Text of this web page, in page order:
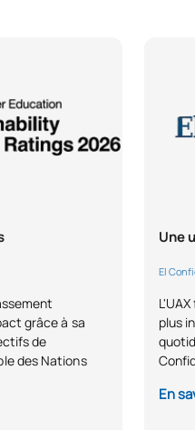
grâce à sa
de
des Nations
Une
El
plus
En